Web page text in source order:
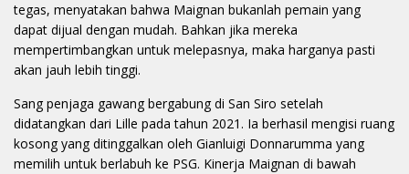
tegas, menyatakan bahwa Maignan bukanlah pemain yang
dapat dijual dengan mudah. Bahkan jika mereka
mempertimbangkan untuk melepasnya, maka harganya pasti
akan jauh lebih tinggi.
Sang penjaga gawang bergabung di San Siro setelah
didatangkan dari Lille pada tahun 2021. Ia berhasil mengisi ruang
kosong yang ditinggalkan oleh Gianluigi Donnarumma yang
memilih untuk berlabuh ke PSG. Kinerja Maignan di bawah